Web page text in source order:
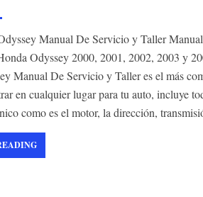
Manual De Servicio y Taller
Odyssey 2000, 2001, 2002, 2003 y
Manual De Servicio y Taller es el más
en cualquier lugar para tu auto, incluye
como es el motor, la dirección,